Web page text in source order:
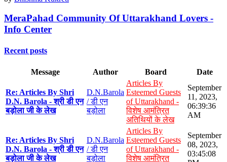
MeraPahad Community Of Uttarakhand Lovers -
Info Center
Recent posts
Message Author Board Date
Re: Articles By Shri
D.N. Barola - श्री डी एन
बड़ोला जी के लेख
D.N.Barola
/ डी एन
बड़ोला
Articles By
Esteemed Guests
of Uttarakhand -
विशेष आमंत्रित
अतिथियों के लेख
September
11, 2023,
06:39:36
AM
Re: Articles By Shri
D.N. Barola - श्री डी एन
बड़ोला जी के लेख
D.N.Barola
/ डी एन
बड़ोला
Articles By
Esteemed Guests
of Uttarakhand -
विशेष आमंत्रित
September
08, 2023,
03:45:08